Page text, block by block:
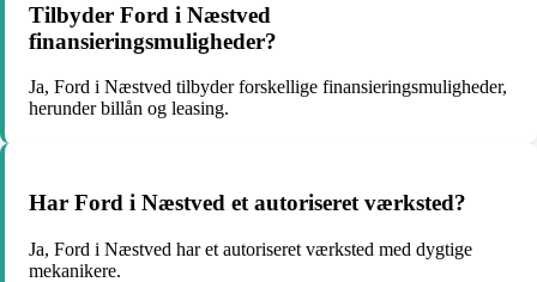
Tilbyder Ford i Næstved
finansieringsmuligheder?
Ja, Ford i Næstved tilbyder forskellige finansieringsmuligheder,
herunder billån og leasing.
Har Ford i Næstved et autoriseret værksted?
Ja, Ford i Næstved har et autoriseret værksted med dygtige
mekanikere.